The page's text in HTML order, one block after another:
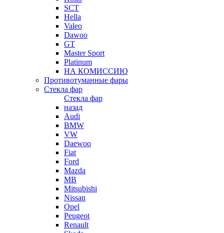
SCT
Hella
Valeo
Dawoo
GT
Master Sport
Platinum
НА КОМИССИЮ
Противотуманные фары
Стекла фар
Стекла фар
назад
Audi
BMW
VW
Daewoo
Fiat
Ford
Mazda
MB
Mitsubishi
Nissan
Opel
Peugeot
Renault